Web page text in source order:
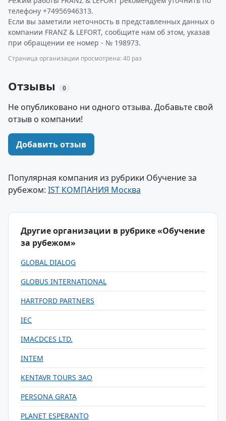
телефону +74956946313.
Если вы заметили неточность в представленных данных о
компании FRANZ & LEFORT, сообщите нам об этом, указав
при обращении ее номер - № 198973.
Страница организации просмотрена: 40 раз
Отзывы 0
Не опубликовано ни одного отзыва. Добавьте свой
отзыв о компании!
Добавить отзыв
Популярная компания из рубрики Обучение за
рубежом: IST КОМПАНИЯ Москва
Другие организации в рубрике «Обучение
за рубежом»
GLOBAL DIALOG
GLOBUS INTERNATIONAL
HARTFORD PARTNERS
IEC
IMACDCES LTD.
INTEM
KENTAVR TOURS ЗАО
PERSONA GRATA
PLANET ESPERANTO